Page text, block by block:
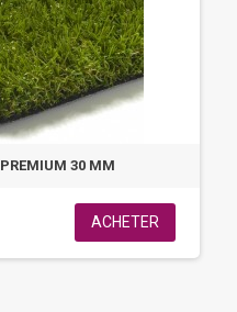
30 MM
ACHETER